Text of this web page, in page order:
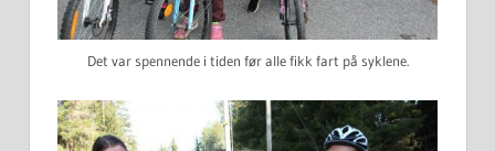
Det var spennende i tiden før alle fikk fart på syklene.